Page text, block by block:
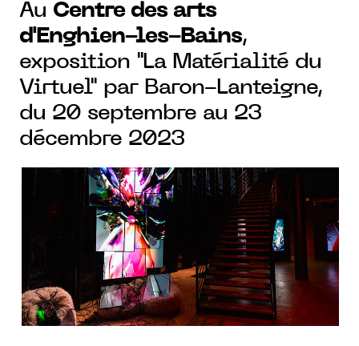
Au Centre des arts
d'Enghien-les-Bains,
exposition "La Matérialité du
Virtuel" par Baron-Lanteigne,
du 20 septembre au 23
décembre 2023